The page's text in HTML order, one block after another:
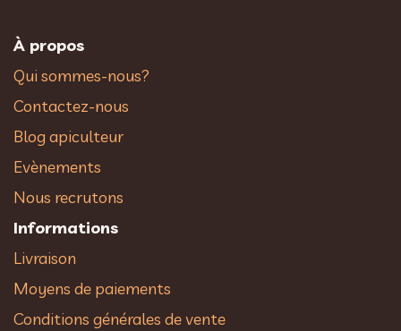
À propos
Qui sommes-nous?
Contactez-nous
Blog apiculteur
Evènements
Nous recrutons
Informations
Livraison
Moyens de paiements
Conditions générales de vente